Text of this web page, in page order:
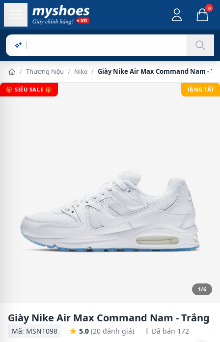
0
Sản phẩm
/ Thương hiệu / Nike / Giày Nike Air Max Command Nam -
🎁 SIÊU SALE 🎁 TẶNG TẤT
1/6
Giày Nike Air Max Command Nam - Trắng
Mã: MSN1098 5.0 (20 đánh giá) Đã bán 172